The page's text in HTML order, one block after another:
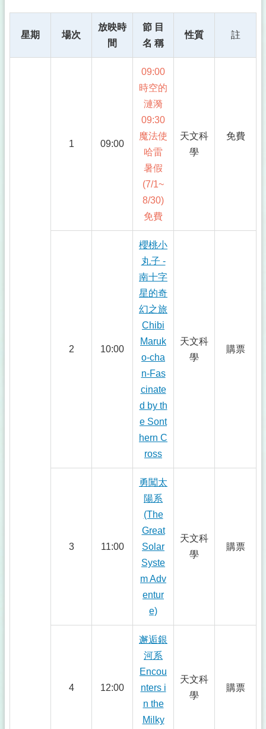
星期 場次
放映時
間
節 目
名 稱
性質 註
1 09:00
09:00
時空的
漣漪
09:30
魔法使
哈雷
暑假
(7/1~
8/30)
免費
天文科
學
免費
2 10:00
櫻桃小
丸子 -
南十字
星的奇
幻之旅
Chibi
Maruk
o-cha
n-Fas
cinate
d by th
e Sont
hern C
ross
天文科
學
購票
3 11:00
勇闖太
陽系
(The
Great
Solar
Syste
m Adv
entur
e)
天文科
學
購票
4 12:00
邂逅銀
河系
Encou
nters i
n the
Milky
天文科
學
購票